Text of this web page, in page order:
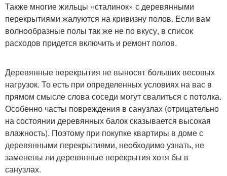
Также многие жильцы «сталинок» с деревянными
перекрытиями жалуются на кривизну полов. Если вам
волнообразные полы так же не по вкусу, в список
расходов придется включить и ремонт полов.
Деревянные перекрытия не выносят больших весовых
нагрузок. То есть при определенных условиях на вас в
прямом смысле слова соседи могут свалиться с потолка.
Особенно часты повреждения в санузлах (отрицательно
на состоянии деревянных балок сказывается высокая
влажность). Поэтому при покупке квартиры в доме с
деревянными перекрытиями, необходимо узнать, не
заменены ли деревянные перекрытия хотя бы в
санузлах.